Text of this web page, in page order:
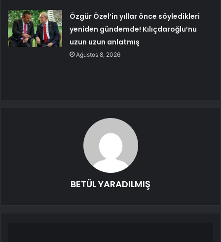
Özgür Özel’in yıllar önce söyledikleri
yeniden gündemde! Kılıçdaroğlu’nu
uzun uzun anlatmış
Ağustos 8, 2026
BETÜL YARADILMIŞ